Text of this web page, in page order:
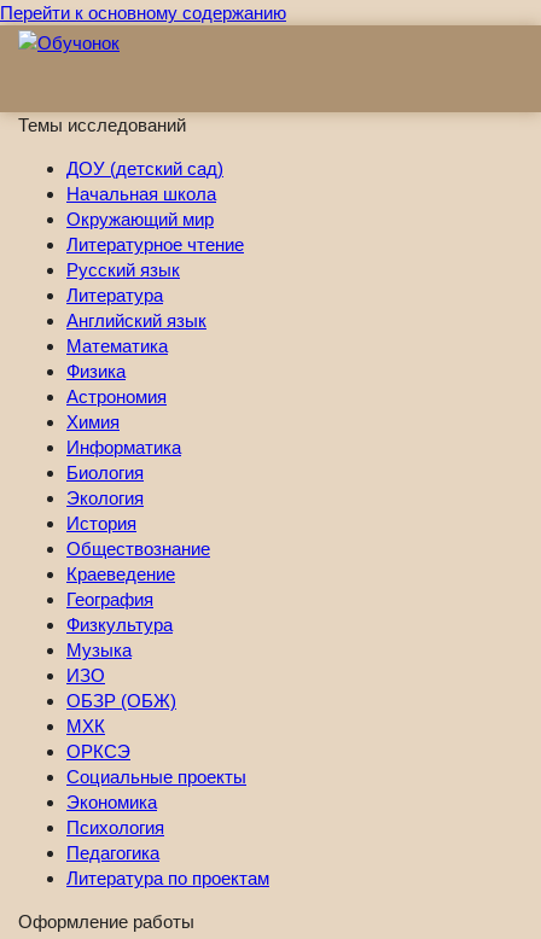
Перейти к основному содержанию
Темы исследований
ДОУ (детский сад)
Начальная школа
Окружающий мир
Литературное чтение
Русский язык
Литература
Английский язык
Математика
Физика
Астрономия
Химия
Информатика
Биология
Экология
История
Обществознание
Краеведение
География
Физкультура
Музыка
ИЗО
ОБЗР (ОБЖ)
МХК
ОРКСЭ
Социальные проекты
Экономика
Психология
Педагогика
Литература по проектам
Оформление работы